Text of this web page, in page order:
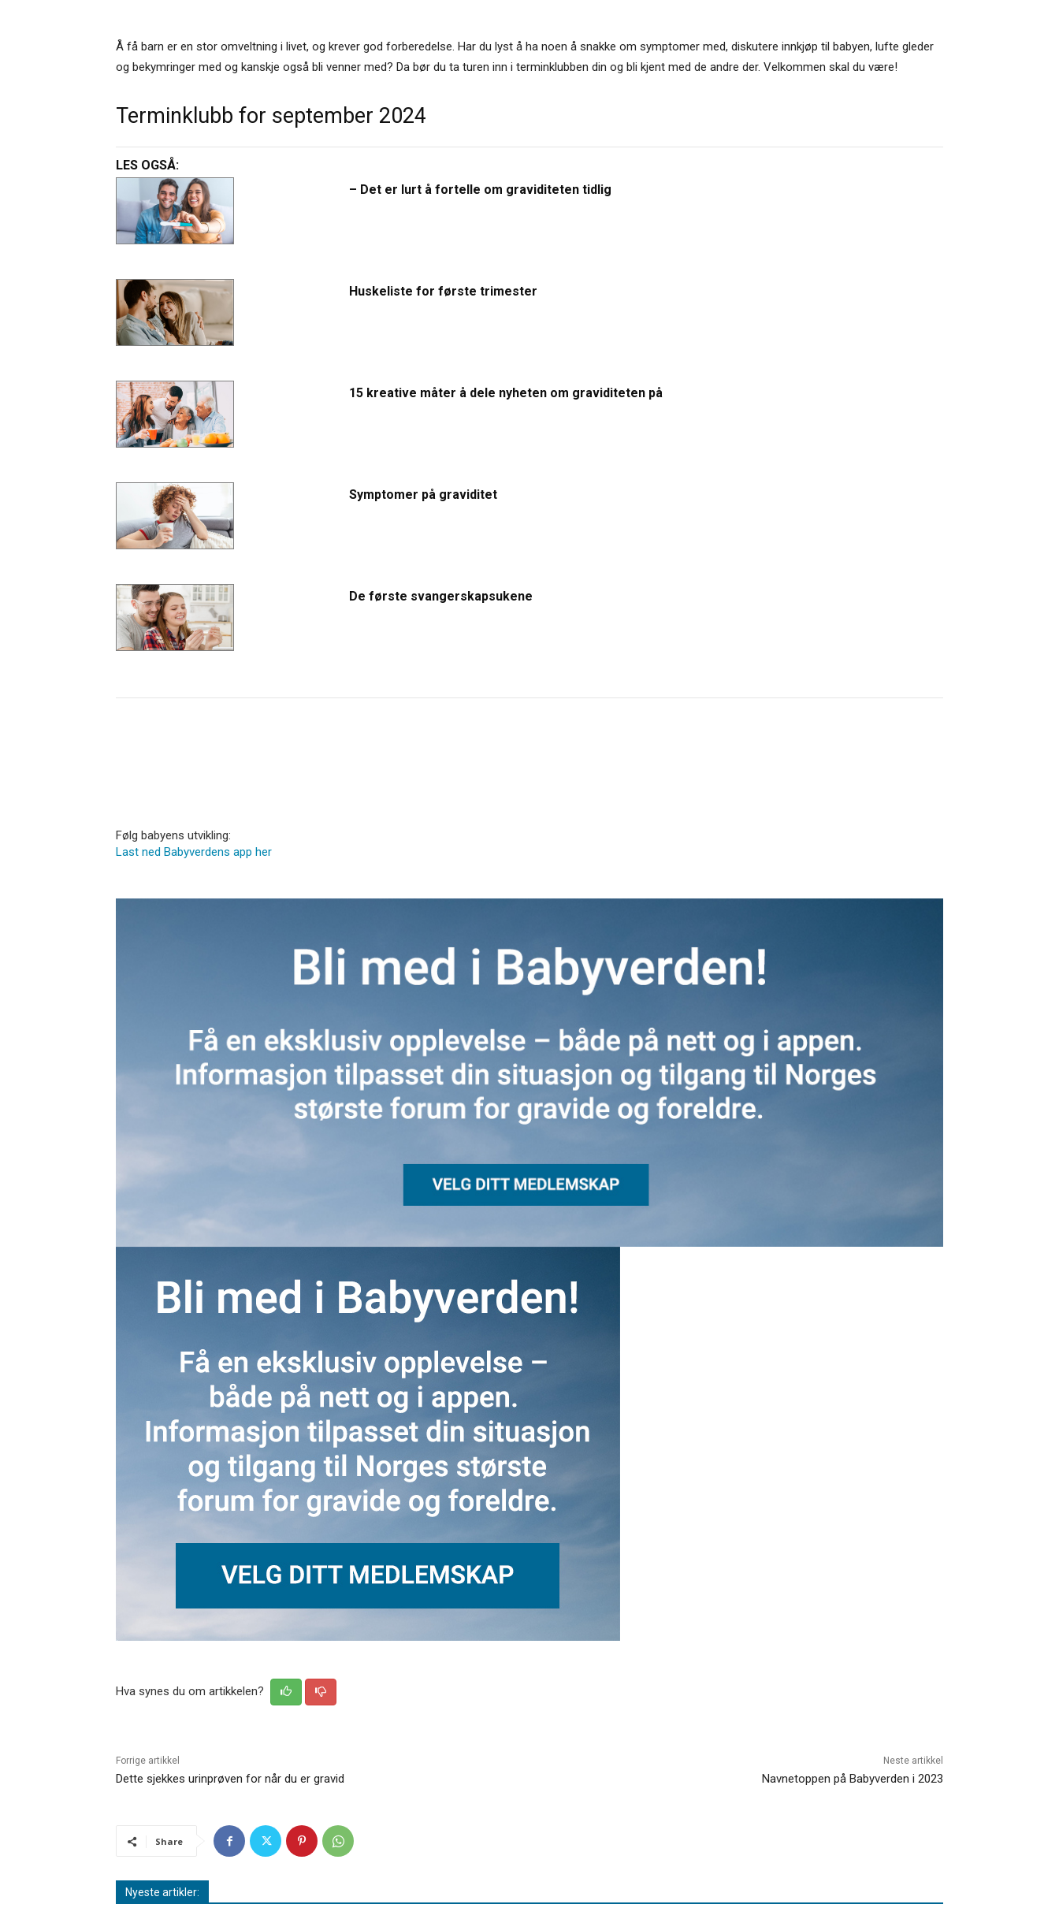
Å få barn er en stor omveltning i livet, og krever god forberedelse. Har du lyst å ha noen å snakke om symptomer med, diskutere innkjøp til babyen, lufte gleder
og bekymringer med og kanskje også bli venner med? Da bør du ta turen inn i terminklubben din og bli kjent med de andre der. Velkommen skal du være!
Terminklubb for september 2024
LES OGSÅ:
– Det er lurt å fortelle om graviditeten tidlig
Huskeliste for første trimester
15 kreative måter å dele nyheten om graviditeten på
Symptomer på graviditet
De første svangerskapsukene
Følg babyens utvikling:
Last ned Babyverdens app her
Hva synes du om artikkelen?
Forrige artikkel
Dette sjekkes urinprøven for når du er gravid
Neste artikkel
Navnetoppen på Babyverden i 2023
Share
Nyeste artikler: